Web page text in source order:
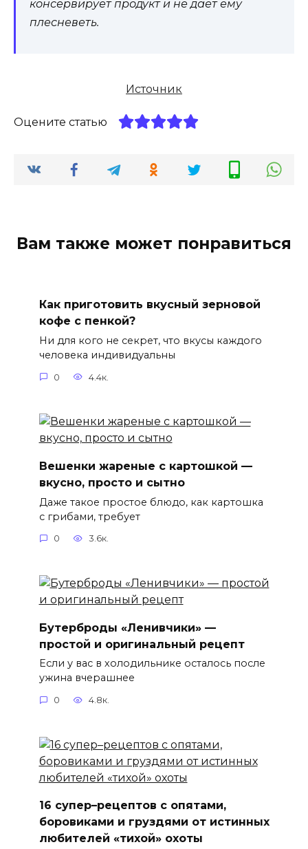
консервирует продукт и не дает ему
плесневеть.
Источник
Оцените статью
Вам также может понравиться
Как приготовить вкусный зерновой
кофе с пенкой?
Ни для кого не секрет, что вкусы каждого
человека индивидуальны
0 4.4к.
Вешенки жареные с картошкой —
вкусно, просто и сытно
Даже такое простое блюдо, как картошка
с грибами, требует
0 3.6к.
Бутерброды «Ленивчики» —
простой и оригинальный рецепт
Если у вас в холодильнике осталось после
ужина вчерашнее
0 4.8к.
16 супер–рецептов с опятами,
боровиками и груздями от истинных
любителей «тихой» охоты